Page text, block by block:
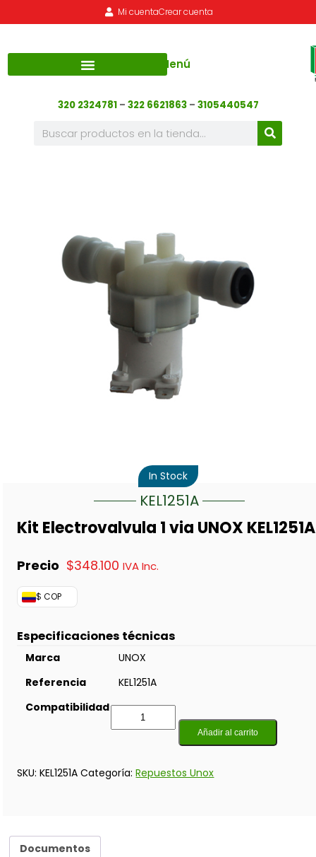
Mi cuentaCrear cuenta
Menú
320 2324781– 322 6621863 – 3105440547
Kit Electrovalvula 1 via UNOX KEL1251A
$348.100 IVA Inc.
$ COP
In Stock
KEL1251A
Especificaciones técnicas
Marca
UNOX
Referencia
KEL1251A
Compatibilidad
Añadir al carrito
SKU:KEL1251A Categoría:Repuestos Unox
Documentos